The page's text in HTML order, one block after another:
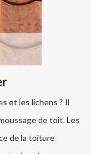
et les lichens ? Il
de toit. Les
de la toiture